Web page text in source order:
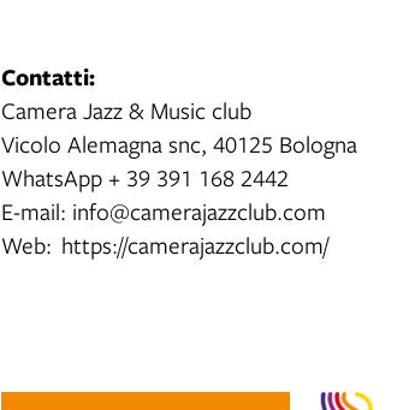
Contatti:
Camera Jazz & Music club
Vicolo Alemagna snc, 40125 Bologna
WhatsApp + 39 391 168 2442
E-mail: info@camerajazzclub.com
Web: https://camerajazzclub.com/